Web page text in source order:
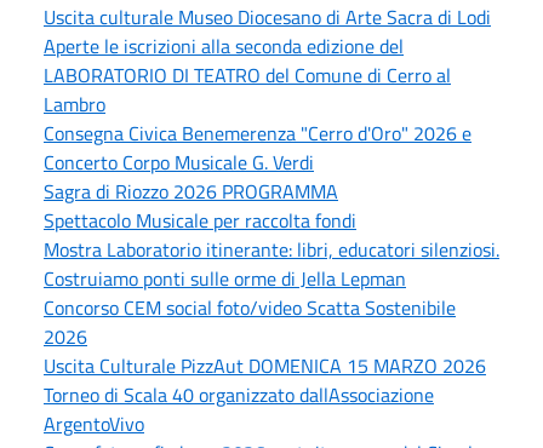
Uscita culturale Museo Diocesano di Arte Sacra di Lodi
Aperte le iscrizioni alla seconda edizione del
LABORATORIO DI TEATRO del Comune di Cerro al
Lambro
Consegna Civica Benemerenza "Cerro d'Oro" 2026 e
Concerto Corpo Musicale G. Verdi
Sagra di Riozzo 2026 PROGRAMMA
Spettacolo Musicale per raccolta fondi
Mostra Laboratorio itinerante: libri, educatori silenziosi.
Costruiamo ponti sulle orme di Jella Lepman
Concorso CEM social foto/video Scatta Sostenibile
2026
Uscita Culturale PizzAut DOMENICA 15 MARZO 2026
Torneo di Scala 40 organizzato dallAssociazione
ArgentoVivo